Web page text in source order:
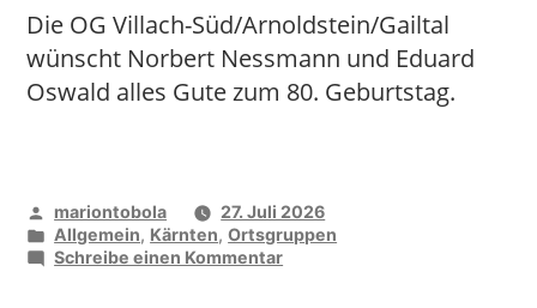
Die OG Villach-Süd/Arnoldstein/Gailtal
wünscht Norbert Nessmann und Eduard
Oswald alles Gute zum 80. Geburtstag.
Veröffentlicht
von
mariontobola
27. Juli 2026
Veröffentlicht
unter
Allgemein, Kärnten,Ortsgruppen
Schreibe einen Kommentarzu